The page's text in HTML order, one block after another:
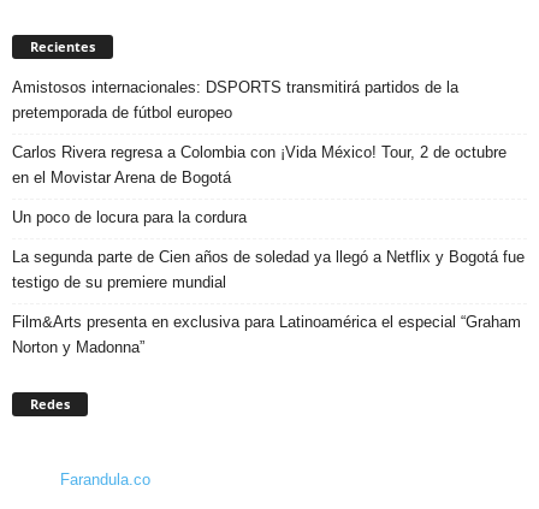
Recientes
Amistosos internacionales: DSPORTS transmitirá partidos de la
pretemporada de fútbol europeo
Carlos Rivera regresa a Colombia con ¡Vida México! Tour, 2 de octubre
en el Movistar Arena de Bogotá
Un poco de locura para la cordura
La segunda parte de Cien años de soledad ya llegó a Netflix y Bogotá fue
testigo de su premiere mundial
Film&Arts presenta en exclusiva para Latinoamérica el especial “Graham
Norton y Madonna”
Redes
Farandula.co